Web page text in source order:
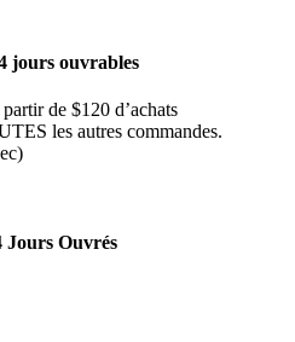
jours ouvrables
de $120 d’achats
les autres commandes.
Jours Ouvrés